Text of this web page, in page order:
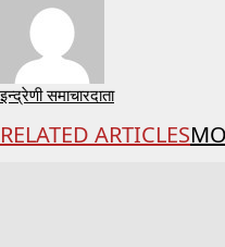
इन्द्रेणी समाचारदाता
RELATED ARTICLES